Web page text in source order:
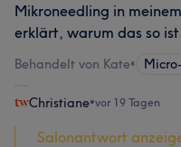
Mikroneedling in
erklärt, warum das so
Behandelt von Kate•
Christiane•vor 19 Tagen
Salonantwort